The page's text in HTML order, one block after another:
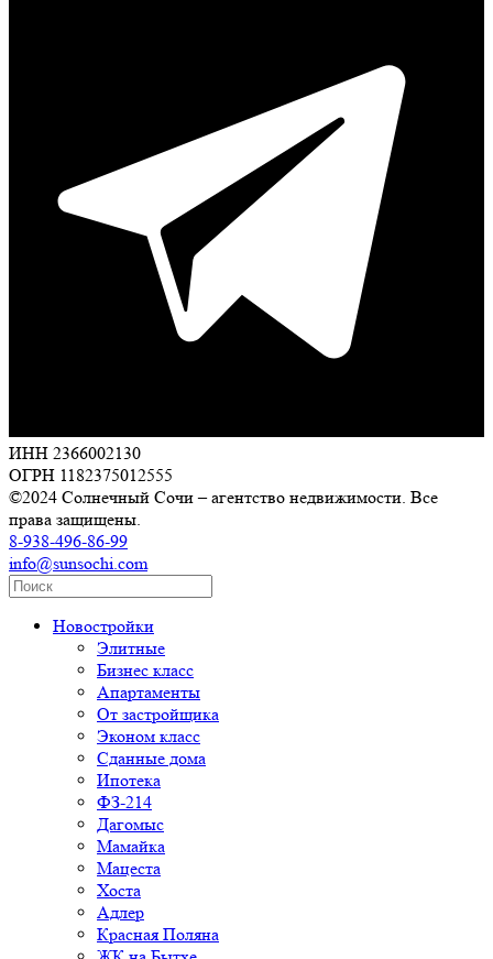
ИНН 2366002130
ОГРН 1182375012555
©2024 Солнечный Сочи – агентство недвижимости. Все
права защищены.
8-938-496-86-99
info@sunsochi.com
Новостройки
Элитные
Бизнес класс
Апартаменты
От застройщика
Эконом класс
Сданные дома
Ипотека
ФЗ-214
Дагомыс
Мамайка
Мацеста
Хоста
Адлер
Красная Поляна